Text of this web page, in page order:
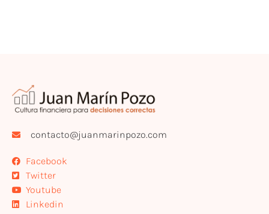
contacto@juanmarinpozo.com
Facebook
Twitter
Youtube
Linkedin